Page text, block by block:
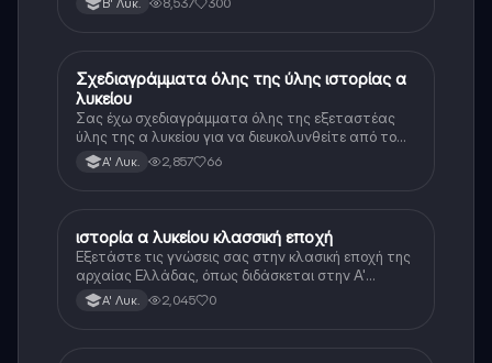
Ιστορία
Σχεδιαγράμματα όλης της ύλης ιστορίας α
λυκείου
Σας έχω σχεδιαγράμματα όλης της εξεταστέας
ύλης της α λυκείου για να διευκολυνθείτε από το
τεράστιο βάρος του βιβλίου
Α' Λυκ. 2,857 66
Ιστορία
ιστορία α λυκείου κλασσική εποχή
Εξετάστε τις γνώσεις σας στην κλασική εποχή της
αρχαίας Ελλάδας, όπως διδάσκεται στην Α'
Λυκείου.Α' Λυκ. 2,045 0